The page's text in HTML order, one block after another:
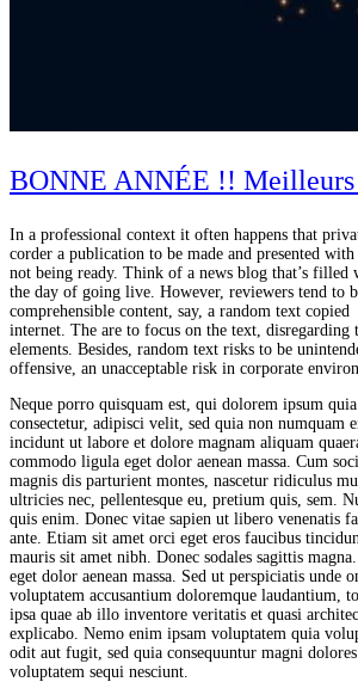
BONNE ANNÉE !! Meilleurs
In a professional context it often happens that
corder a publication to be made and presented
not being ready. Think of a news blog that’s filled
the day of going live. However, reviewers tend to
comprehensible content, say, a random text copied
internet. The are to focus on the text, disregarding
elements. Besides, random text risks to be
offensive, an unacceptable risk in corporate
Neque porro quisquam est, qui dolorem ipsum
consectetur, adipisci velit, sed quia non numquam
incidunt ut labore et dolore magnam aliquam
commodo ligula eget dolor aenean massa. Cum
magnis dis parturient montes, nascetur ridiculus
ultricies nec, pellentesque eu, pretium quis, sem.
quis enim. Donec vitae sapien ut libero venenatis
ante. Etiam sit amet orci eget eros faucibus
mauris sit amet nibh. Donec sodales sagittis
eget dolor aenean massa. Sed ut perspiciatis unde
voluptatem accusantium doloremque laudantium,
ipsa quae ab illo inventore veritatis et quasi
explicabo. Nemo enim ipsam voluptatem quia
odit aut fugit, sed quia consequuntur magni
voluptatem sequi nesciunt.